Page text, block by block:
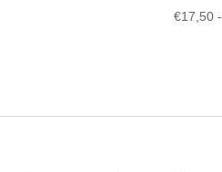
€17,50 -